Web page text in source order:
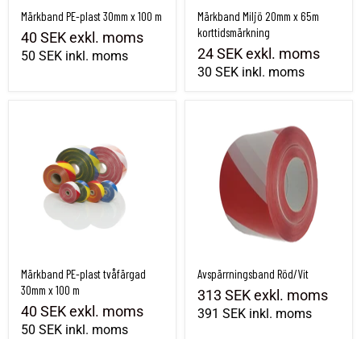
Märkband PE-plast 30mm x 100 m
40 SEKexkl. moms
50 SEK inkl. moms
Märkband Miljö 20mm x 65m
korttidsmärkning
24 SEKexkl. moms
30 SEK inkl. moms
Märkband PE-plast tvåfärgad
30mm x 100 m
40 SEKexkl. moms
50 SEK inkl. moms
Avspärrningsband Röd/Vit
313 SEKexkl. moms
391 SEK inkl. moms